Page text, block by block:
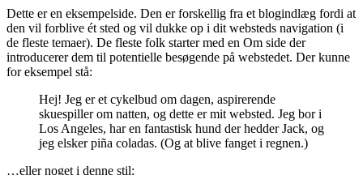
Dette er en eksempelside. Den er forskellig fra et blogindlæg fordi at
den vil forblive ét sted og vil dukke op i dit websteds navigation (i
de fleste temaer). De fleste folk starter med en Om side der
introducerer dem til potentielle besøgende på webstedet. Der kunne
for eksempel stå:
Hej! Jeg er et cykelbud om dagen, aspirerende
skuespiller om natten, og dette er mit websted. Jeg bor i
Los Angeles, har en fantastisk hund der hedder Jack, og
jeg elsker piña coladas. (Og at blive fanget i regnen.)
…eller noget i denne stil: